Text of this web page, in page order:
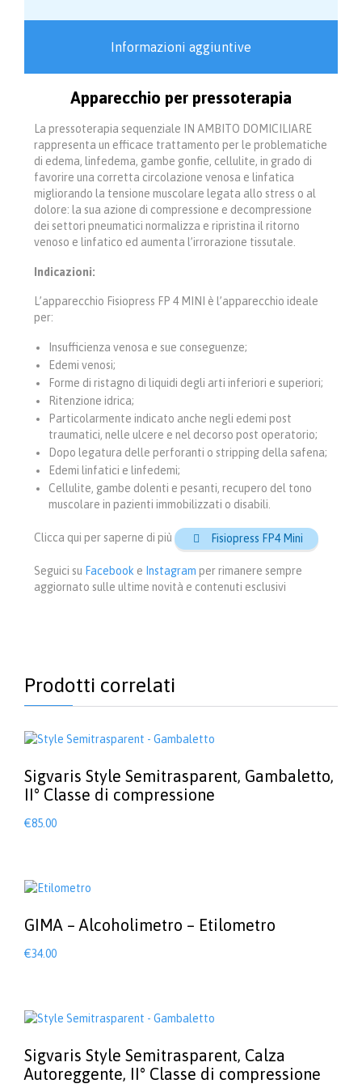
Informazioni aggiuntive
Apparecchio per pressoterapia
La pressoterapia sequenziale IN AMBITO DOMICILIARE
rappresenta un efficace trattamento per le problematiche
di edema, linfedema, gambe gonfie, cellulite, in grado di
favorire una corretta circolazione venosa e linfatica
migliorando la tensione muscolare legata allo stress o al
dolore: la sua azione di compressione e decompressione
dei settori pneumatici normalizza e ripristina il ritorno
venoso e linfatico ed aumenta l’irrorazione tissutale.
Indicazioni:
L’apparecchio Fisiopress FP 4 MINI è l’apparecchio ideale
per:
Insufficienza venosa e sue conseguenze;
Edemi venosi;
Forme di ristagno di liquidi degli arti inferiori e superiori;
Ritenzione idrica;
Particolarmente indicato anche negli edemi post
traumatici, nelle ulcere e nel decorso post operatorio;
Dopo legatura delle perforanti o stripping della safena;
Edemi linfatici e linfedemi;
Cellulite, gambe dolenti e pesanti, recupero del tono
muscolare in pazienti immobilizzati o disabili.
Clicca qui per saperne di più  Fisiopress FP4 Mini
Seguici su Facebook e Instagram per rimanere sempre
aggiornato sulle ultime novità e contenuti esclusivi
Prodotti correlati
Sigvaris Style Semitrasparent, Gambaletto,
II° Classe di compressione
€85.00
più
Le
possono
pagina
prodotto
GIMA – Alcoholimetro – Etilometro
€34.00
Sigvaris Style Semitrasparent, Calza
Autoreggente, II° Classe di compressione